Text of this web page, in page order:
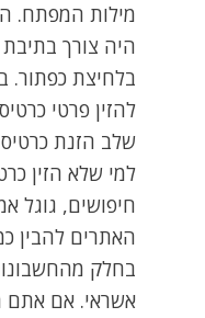
מילות המפתח.
היה צורך
להזין פרטי
שלב הזנת
האתרים להבין
אשראי. אם אתם